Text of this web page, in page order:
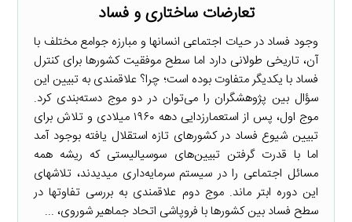
تعارضات ساختاری و فساد
وجود فساد در حیات اجتماعی انسانها و مبارزه جوامع مختلف با
آن، تاریخی طولانی دارد اما سطح موفقیت کشورها برای کنترل
فساد با یکدیگر متفاوت بوده است؛ چرا؟ علاقمندی به تبیین این
سؤال بین پژوهشگران را می‌توان در دو موج دسته‌بندی کرد.
موج اول، پس از استعمارزدایی دهه ۱۹۶۰ میلادی و تلاش برای
تبیین شیوع فساد در کشورهای تازه استقلال یافته بوجود آمد
اما با قدرت گرفتن تبیین‌های سوسیالیستی که ریشه همه
مسائل اجتماعی را در سیستم سرمایه‌داری میدیدند، تلاشهای
این دوره ابتر ماند. موج دوم علاقمندی به بررسی تفاوتها در
سطح فساد بین کشورها با فروپاشی اتحاد جماهیر شوروی، ...